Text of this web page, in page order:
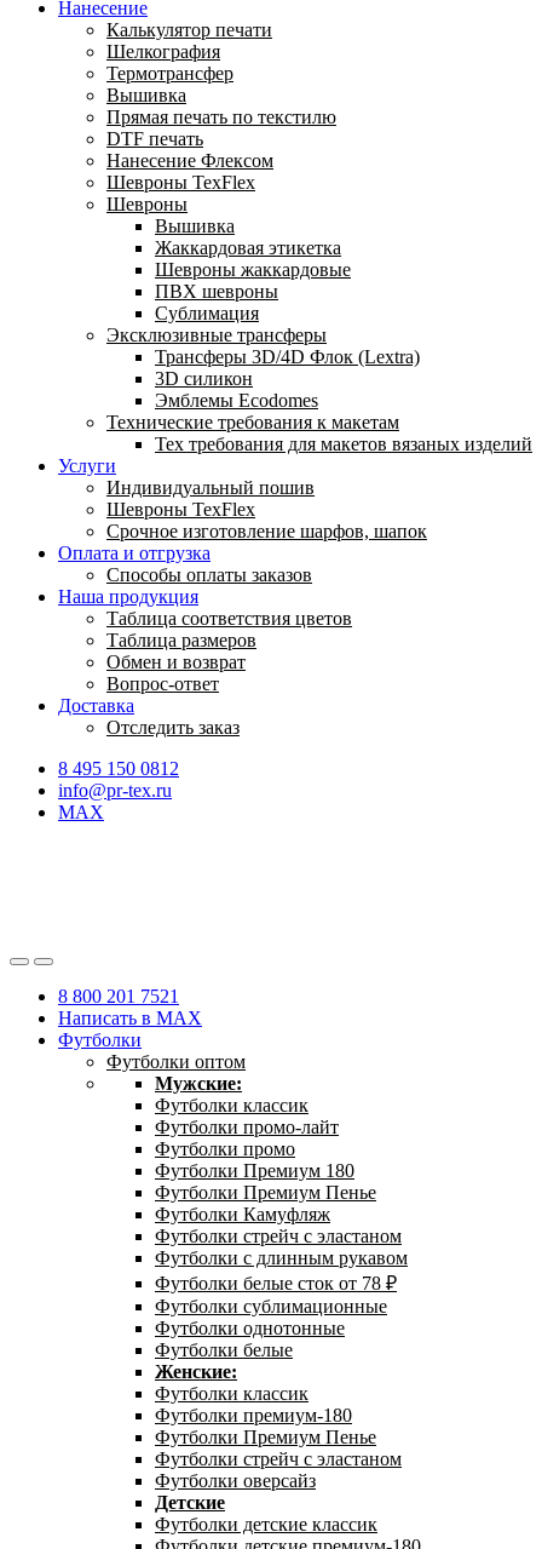
Нанесение
Калькулятор печати
Шелкография
Термотрансфер
Вышивка
Прямая печать по текстилю
DTF печать
Нанесение Флексом
Шевроны TexFlex
Шевроны
Вышивка
Жаккардовая этикетка
Шевроны жаккардовые
ПВХ шевроны
Сублимация
Эксклюзивные трансферы
Трансферы 3D/4D Флок (Lextra)
3D силикон
Эмблемы Ecodomes
Технические требования к макетам
Тех требования для макетов вязаных изделий
Услуги
Индивидуальный пошив
Шевроны TexFlex
Срочное изготовление шарфов, шапок
Оплата и отгрузка
Способы оплаты заказов
Наша продукция
Таблица соответствия цветов
Таблица размеров
Обмен и возврат
Вопрос-ответ
Доставка
Отследить заказ
8 495 150 0812
info@pr-tex.ru
MAX
8 800 201 7521
Написать в MAX
Футболки
Футболки оптом
Мужские:
Футболки классик
Футболки промо-лайт
Футболки промо
Футболки Премиум 180
Футболки Премиум Пенье
Футболки Камуфляж
Футболки стрейч с эластаном
Футболки с длинным рукавом
Футболки белые сток от 78 ₽
Футболки сублимационные
Футболки однотонные
Футболки белые
Женские:
Футболки классик
Футболки премиум-180
Футболки Премиум Пенье
Футболки стрейч с эластаном
Футболки оверсайз
Детские
Футболки детские классик